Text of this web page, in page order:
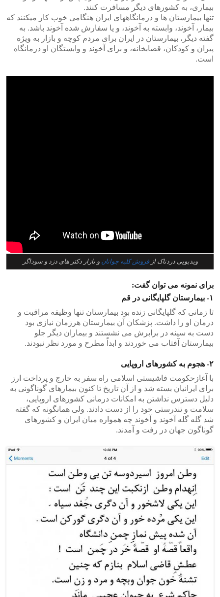
بیماری، به کشورهای دیگر مسافرت کنند.
تنها بیمارستان ها و درمانگاههای ایران هنگامی خوب کار میکنند که
بیمار، آخوند، وابسته به آخوند، و یا سفارش شده آخوند باشد. به
گفته دیگر، بیمارستان در ایران برای مردم کوچه و بازار به ویژه
پیران و کودکان، قصابخانه، و برای آخوند و وابستگان او درمانگاه
است.
ویدیویی دردناک از فروش کلیه جوانان و بازار دکتر های دزد و سوداگر
برای نمونه می توان گفت:
۱- بیمارستان گلپایگانی در قم
تا زمانی که گلپایگانی زنده بود بیمارستان تنها وظیفه مراقبت و
درمان او را داشت. پزشکان آن بیمارستان هرزمان نیازی بود
دست به سینه در برابرش می نشستند و بیماران دیگر جلو
بیمارستان آفتاب می خوردند و ابداً مطرح و مورد نظر نبودند.
۲- هجوم به کشورهای اروپایی
با آغازحکومت فاشیستی اسلامی راه سفر به خارج و پرداخت ارز
برای ایرانیان بسته شد و از آن تاریخ تا کنون بیمارهای گوناگونی به
دلیل دسترس نداشتن به امکانات درمانی کشورهای اروپایی،
سلامت و تندرستی خود را از دست دادند. ولی همانگونه که گفته
شد گله گله آخوند و آخوند چه همواره میان ایران و کشورهای
گوناگون جهان در رفت و آمدند.